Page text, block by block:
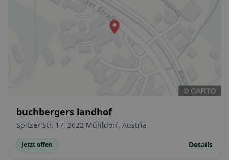
buchbergers landhof
Spitzer Str. 17, 3622 Mühldorf, Austria
Jetzt offen Details